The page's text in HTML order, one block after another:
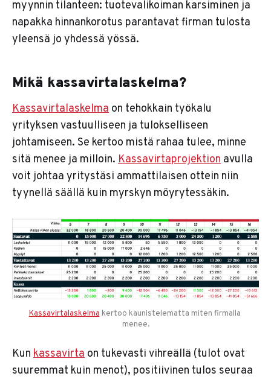
myynnin tilanteen: tuotevalikoiman karsiminen ja
napakka hinnankorotus parantavat firman tulosta
yleensä jo yhdessä yössä.
Mikä kassavirtalaskelma?
Kassavirtalaskelma on tehokkain työkalu
yrityksen vastuulliseen ja tulokselliseen
johtamiseen. Se kertoo mistä rahaa tulee, minne
sitä menee ja milloin. Kassavirtaprojektion avulla
voit johtaa yritystäsi ammattilaisen ottein niin
tyynellä säällä kuin myrskyn möyrytessäkin.
Kassavirtalaskelma kertoo kaunistelematta miten firmalla
menee.
Kun kassavirta on tukevasti vihreällä (tulot ovat
suuremmat kuin menot), positiivinen tulos seuraa